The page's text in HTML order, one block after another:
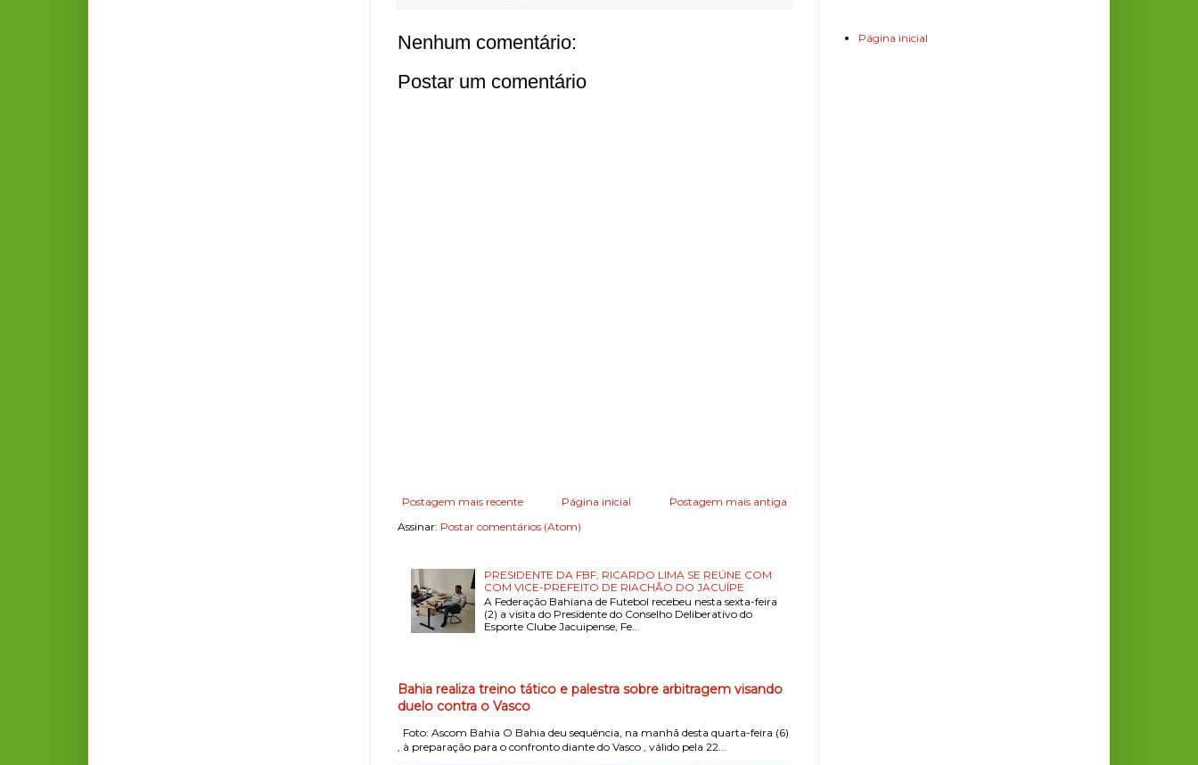
Nenhum comentário:
Postar um comentário
Postagem mais recente Postagem mais antiga
Página inicial
Assinar: Postar comentários (Atom)
PRESIDENTE DA FBF; RICARDO LIMA SE REÚNE COM
COM VICE-PREFEITO DE RIACHÃO DO JACUÍPE
A Federação Bahiana de Futebol recebeu nesta sexta-feira
(2) a visita do Presidente do Conselho Deliberativo do
Esporte Clube Jacuipense, Fe...
Bahia realiza treino tático e palestra sobre arbitragem visando
duelo contra o Vasco
Foto: Ascom Bahia O Bahia deu sequência, na manhã desta quarta-feira (6)
, à preparação para o confronto diante do Vasco , válido pela 22...
Página inicial